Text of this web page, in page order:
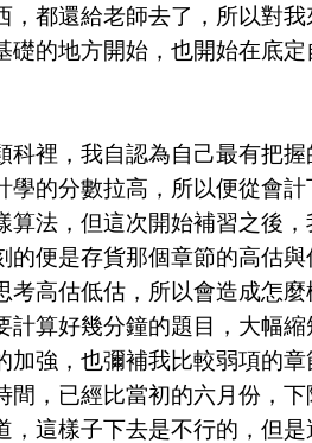
，都還給老師去了，所以對
的地方開始，也開始在底定
裡，我自認為自己最有把握
學的分數拉高，所以便從會
算法，但這次開始補習之後
的便是存貨那個章節的高估
考高估低估，所以會造成怎
計算好幾分鐘的題目，大幅
強，也彌補我比較弱項的章
，已經比當初的六月份，下
這樣子下去是不行的，但是